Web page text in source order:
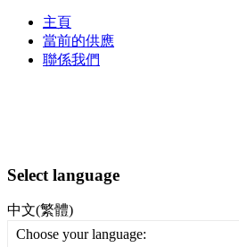
主頁
當前的供應
聯係我們
Select language
中文(繁體)
Choose your language: